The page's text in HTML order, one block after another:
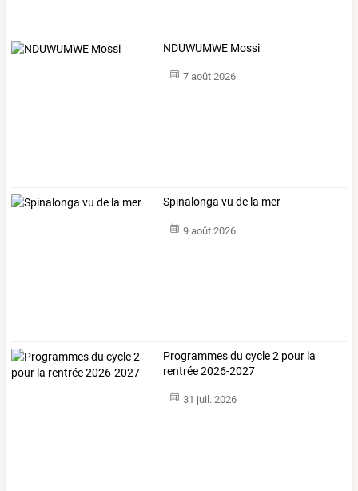
NDUWUMWE Mossi
7 août 2026
Spinalonga vu de la mer
9 août 2026
Programmes du cycle 2 pour la
rentrée 2026-2027
31 juil. 2026